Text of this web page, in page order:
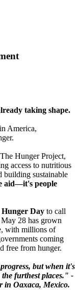
taking shape.
America,
Hunger Project,
access to nutritious
building sustainable
aid—it's people
Day to call
28 has grown
with millions of
coming
free from hunger.
but when it's
the furthest places." -
in Oaxaca, Mexico.